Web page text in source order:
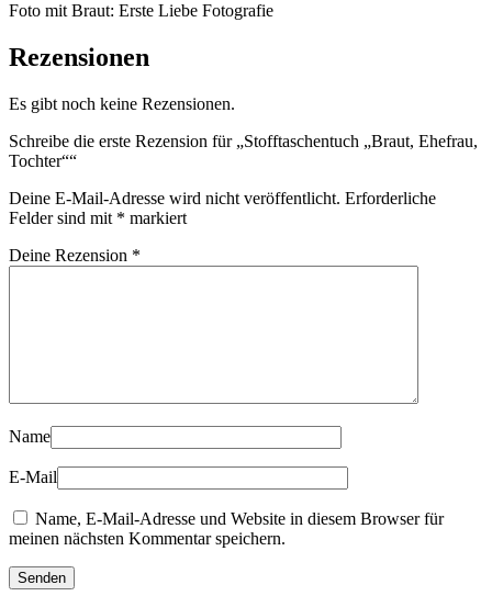
Foto mit Braut: Erste Liebe Fotografie
Rezensionen
Es gibt noch keine Rezensionen.
Schreibe die erste Rezension für „Stofftaschentuch „Braut, Ehefrau,
Tochter““
Deine E-Mail-Adresse wird nicht veröffentlicht. Erforderliche
Felder sind mit * markiert
Deine Rezension *
Name
E-Mail
Name, E-Mail-Adresse und Website in diesem Browser für
meinen nächsten Kommentar speichern.